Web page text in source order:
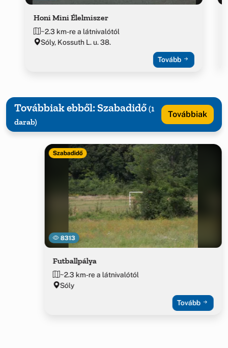
Honi Mini Élelmiszer
~2.3 km-re a látnivalótól
Sóly, Kossuth L. u. 38.
Tovább
Továbbiak ebből: Szabadidő (1
darab)
Továbbiak
8313
Szabadidő
Futballpálya
~2.3 km-re a látnivalótól
Sóly
Tovább